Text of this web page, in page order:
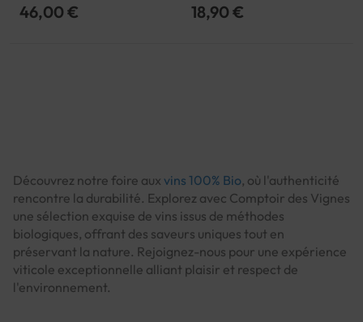
46,00 € 18,90 €
Découvrez notre foire aux vins 100% Bio, où l'authenticité
rencontre la durabilité. Explorez avec Comptoir des Vignes
une sélection exquise de vins issus de méthodes
biologiques, offrant des saveurs uniques tout en
préservant la nature. Rejoignez-nous pour une expérience
viticole exceptionnelle alliant plaisir et respect de
l'environnement.